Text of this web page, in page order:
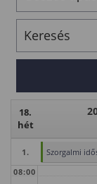
18.
hét
1.
Szorgalmi
08:00